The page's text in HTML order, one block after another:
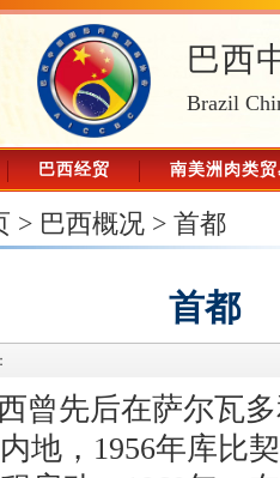
巴西
Brazil
巴西经贸 南美洲肉类
> 巴西概况 > 首都
首都
先后在萨尔瓦多
地，1956年库比